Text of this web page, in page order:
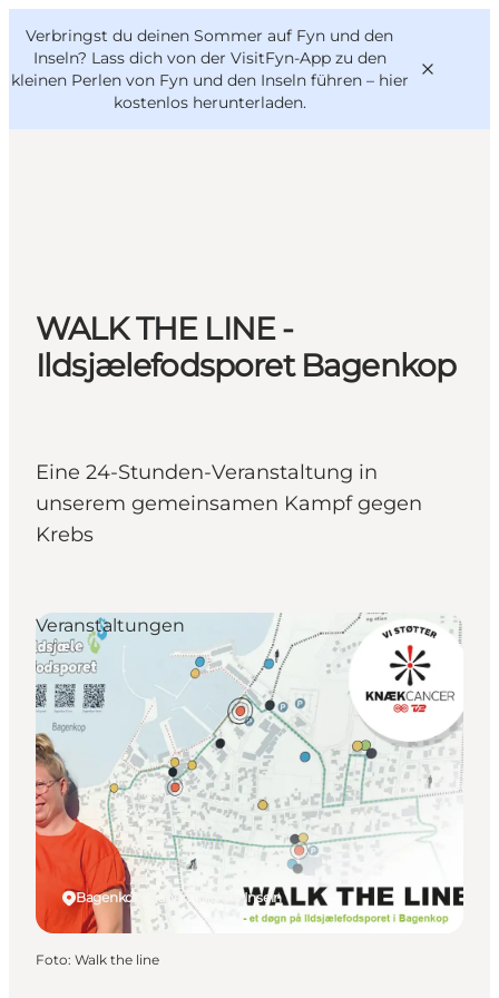
Verbringst du deinen Sommer auf Fyn und den
Inseln? Lass dich von der VisitFyn-App zu den
kleinen Perlen von Fyn und den Inseln führen – hier
kostenlos herunterladen.
Übernachtung
VisitFyn
Deutsch
WALK THE LINE -
Ildsjælefodsporet Bagenkop
Eine 24-Stunden-Veranstaltung in
unserem gemeinsamen Kampf gegen
Krebs
Bagenkop, Fünen und die Inseln
Veranstaltungen
Foto: Walk the line